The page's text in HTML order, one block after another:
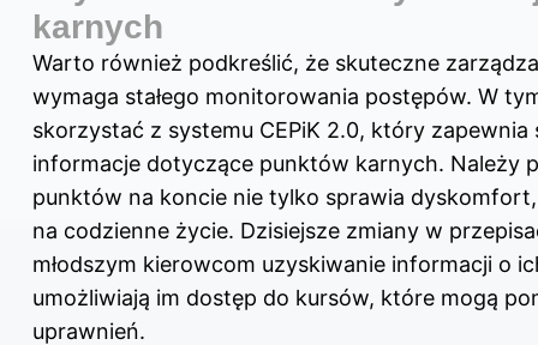
karnych
Warto również podkreślić, że skuteczne
wymaga stałego monitorowania postępów. W
skorzystać z systemu CEPiK 2.0, który zapewnia
informacje dotyczące punktów karnych. Należy
punktów na koncie nie tylko sprawia
na codzienne życie. Dzisiejsze zmiany w
młodszym kierowcom uzyskiwanie informacji o
umożliwiają im dostęp do kursów, które mogą
uprawnień.